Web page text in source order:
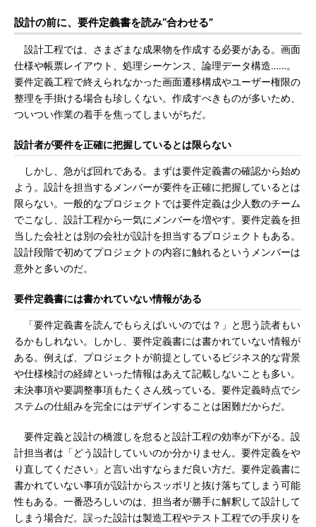
設計の前に、要件定義書を読み“合わせる”
設計工程では、さまざまな成果物を作成する必要がある。画面
仕様や帳票レイアウト、処理シーケンス、論理データ構造……。
要件定義工程で終えられなかった画面遷移構成やユーザー権限の
整理を手掛ける場合も珍しくない。作成すべきものが多いため、
ついつい作業の着手を焦ってしまいがちだ。
設計者が要件を正確に把握しているとは限らない
しかし、急がば回れである。まずは要件定義書の確認から始め
よう。設計を担当するメンバーが要件を正確に把握しているとは
限らない。一般的なプロジェクトでは要件定義は少人数のチーム
でこなし、設計工程から一気にメンバーを増やす。要件定義を担
当した会社とは別の会社が設計を担当するプロジェクトもある。
設計段階で初めてプロジェクトの内容に触れるというメンバーは
意外と多いのだ。
要件定義書には書かれていない情報がある
「要件定義書を読んでもらえばいいのでは？」と思う読者もい
るかもしれない。しかし、要件定義書には書かれていない情報が
ある。例えば、プロジェクトが前提としているビジネス的な背景
や仕様検討の経緯といった情報はあえて記載しないことも多い。
未決事項や要調整事項もたくさん残っている。要件定義時点でシ
ステムの仕組みを完全にはデザインすることは困難だからだ。
要件定義と設計の橋渡しを怠ると設計工程の効率が下がる。設
計担当者は「どう設計していいのか分かりません。要件定義をや
り直してください」と言い出すならまだ良い方だ。要件定義書に
書かれていない事項が設計からスッポリと抜け落ちてしまう可能
性もある。一番恐ろしいのは、担当者が勝手に解釈して設計して
しまう場合だ。誤った設計は製造工程やテスト工程での手戻りを